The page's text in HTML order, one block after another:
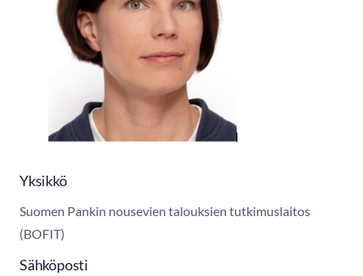
Yksikkö
Suomen Pankin nousevien talouksien tutkimuslaitos
(BOFIT)
Sähköposti